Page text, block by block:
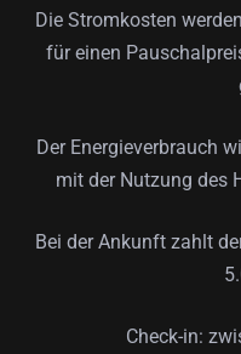
Die Stromkosten
für einen
Der Energieverbrauch
mit der Nutzung des
Bei der Ankunft zahlt
Check-in: